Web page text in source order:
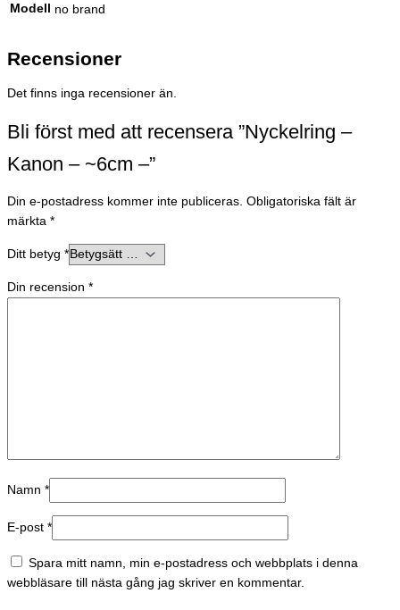
Modell no brand
Recensioner
Det finns inga recensioner än.
Bli först med att recensera ”Nyckelring –
Kanon – ~6cm –”
Din e-postadress kommer inte publiceras. Obligatoriska fält är
märkta *
Ditt betyg *
Din recension *
Namn *
E-post *
Spara mitt namn, min e-postadress och webbplats i denna
webbläsare till nästa gång jag skriver en kommentar.